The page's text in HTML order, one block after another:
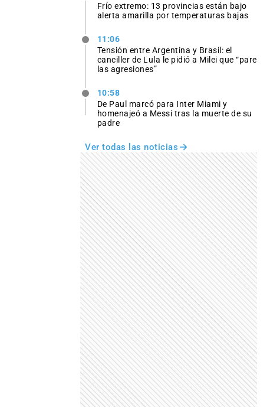
Frío extremo: 13 provincias están bajo
alerta amarilla por temperaturas bajas
11:06
Tensión entre Argentina y Brasil: el
canciller de Lula le pidió a Milei que “pare
las agresiones”
10:58
De Paul marcó para Inter Miami y
homenajeó a Messi tras la muerte de su
padre
Ver todas las noticias